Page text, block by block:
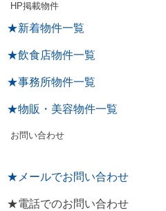
HP掲載物件
★新着物件一覧
★飲食店物件一覧
★事務所物件一覧
★物販・美容物件一覧
お問い合わせ
★メールでお問い合わせ
★電話でのお問い合わせ